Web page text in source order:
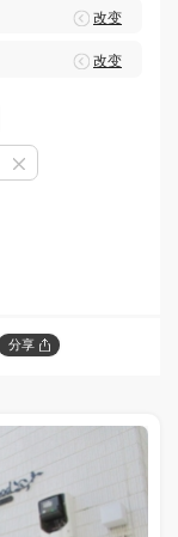
改变
改变
分享